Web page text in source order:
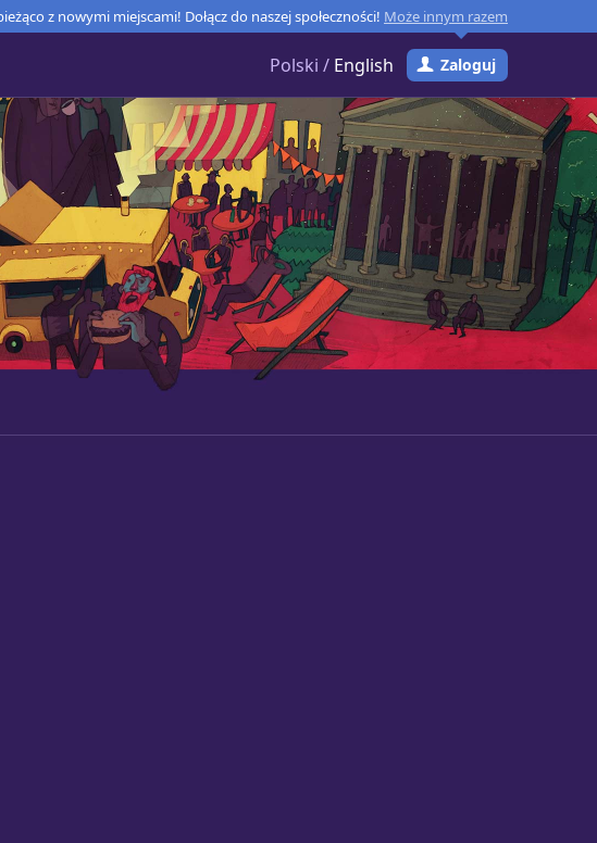
z nowymi miejscami! Dołącz do naszej społeczności! Może innym razem
Polski / English Zaloguj